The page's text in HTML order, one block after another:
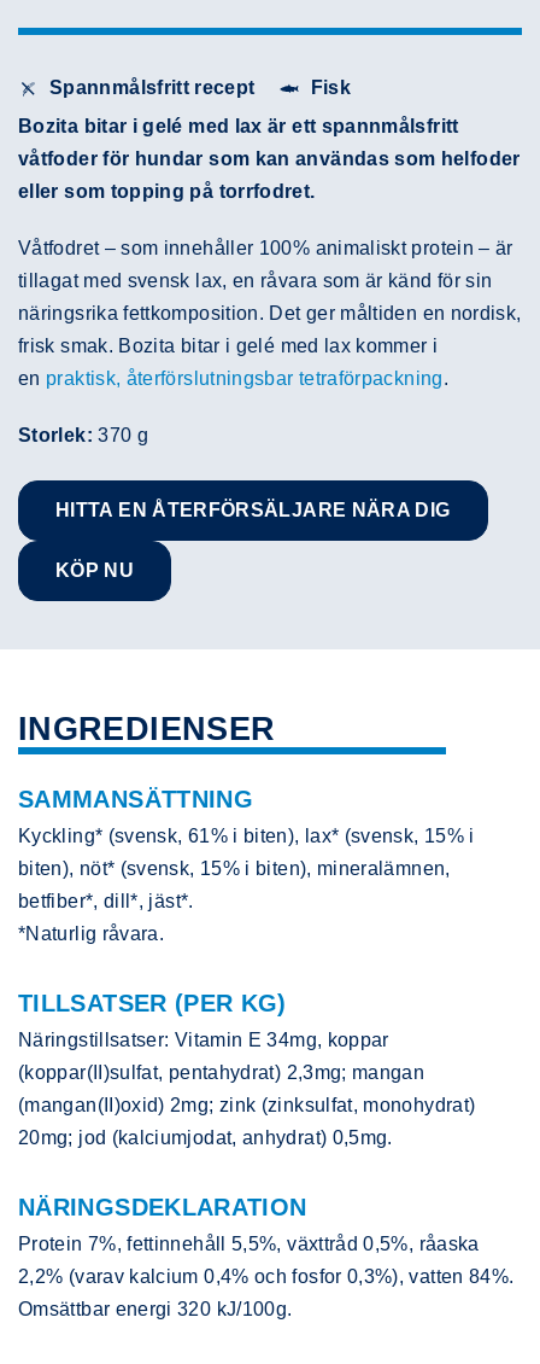
Spannmålsfritt recept
Fisk
Bozita bitar i gelé med lax är ett spannmålsfritt
våtfoder för hundar som kan användas som helfoder
eller som topping på torrfodret.
Våtfodret – som innehåller 100% animaliskt protein – är
tillagat med svensk lax, en råvara som är känd för sin
näringsrika fettkomposition. Det ger måltiden en nordisk,
frisk smak. Bozita bitar i gelé med lax kommer i
en praktisk, återförslutningsbar tetraförpackning.
Storlek: 370 g
HITTA EN ÅTERFÖRSÄLJARE NÄRA DIG
KÖP NU
INGREDIENSER
SAMMANSÄTTNING
Kyckling* (svensk, 61% i biten), lax* (svensk, 15% i
biten), nöt* (svensk, 15% i biten), mineralämnen,
betfiber*, dill*, jäst*.
*Naturlig råvara.
TILLSATSER (PER KG)
Näringstillsatser: Vitamin E 34mg, koppar
(koppar(II)sulfat, pentahydrat) 2,3mg; mangan
(mangan(II)oxid) 2mg; zink (zinksulfat, monohydrat)
20mg; jod (kalciumjodat, anhydrat) 0,5mg.
NÄRINGSDEKLARATION
Protein 7%, fettinnehåll 5,5%, växttråd 0,5%, råaska
2,2% (varav kalcium 0,4% och fosfor 0,3%), vatten 84%.
Omsättbar energi 320 kJ/100g.